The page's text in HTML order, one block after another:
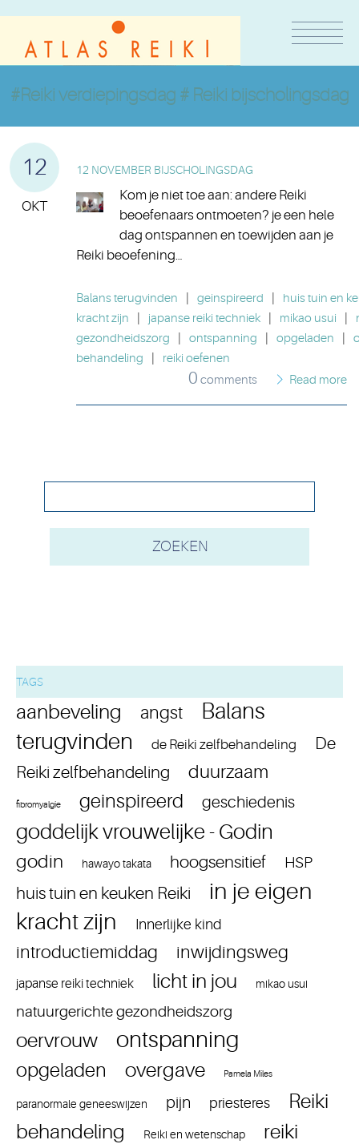
#Reiki verdiepingsdag # Reiki bijscholingsdag
12
OKT
12 NOVEMBER BIJSCHOLINGSDAG
Kom je niet toe aan: andere Reiki
beoefenaars ontmoeten? je een hele
dag ontspannen en toewijden aan je
Reiki beoefening…
Balans terugvinden geinspireerd
huis tuin en
kracht zijn
japanse reiki techniek mikao usui
gezondheidszorg
ontspanning opgeladen
behandeling
reiki oefenen
0 comments Read more
TAGS
aanbeveling angst
Balans
terugvinden
de Reiki zelfbehandeling
De
Reiki zelfbehandeling
duurzaam
fibromyalgie geinspireerd geschiedenis
goddelijk vrouwelijke - Godin
godin hawayo takata hoogsensitief HSP
huis tuin en keuken Reiki
in je eigen
kracht zijn
Innerlijke kind
introductiemiddag inwijdingsweg
japanse reiki techniek licht in jou mikao usui
natuurgerichte gezondheidszorg
oervrouw ontspanning
opgeladen overgave Pamela Miles
paranormale geneeswijzen pijn priesteres
Reiki
behandeling
Reiki en wetenschap
reiki